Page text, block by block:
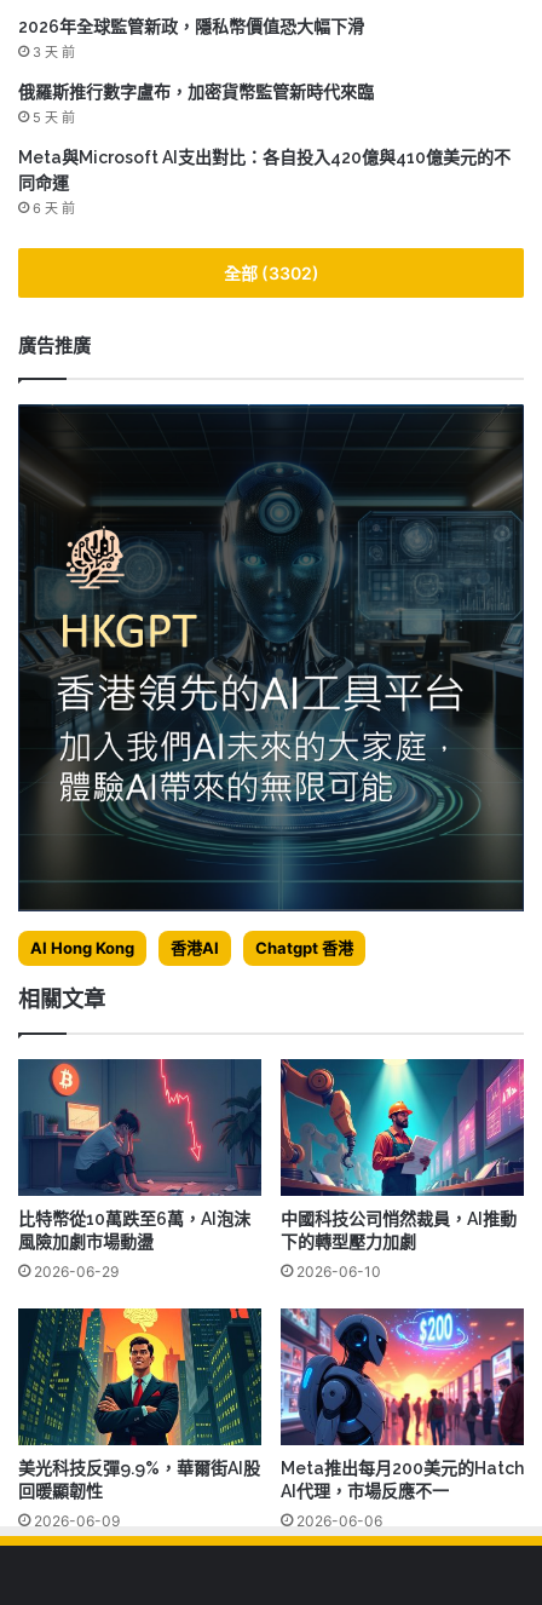
2026年全球監管新政，隱私幣價值恐大幅下滑
3 天 前
俄羅斯推行數字盧布，加密貨幣監管新時代來臨
5 天 前
Meta與Microsoft AI支出對比：各自投入420億與410億美元的不
同命運
6 天 前
全部 (3302)
廣告推廣
AI Hong Kong 香港AI Chatgpt 香港
相關文章
比特幣從10萬跌至6萬，AI泡沫
風險加劇市場動盪
2026-06-29
中國科技公司悄然裁員，AI推動
下的轉型壓力加劇
2026-06-10
美光科技反彈9.9%，華爾街AI股
回暖顯韌性
2026-06-09
Meta推出每月200美元的Hatch
AI代理，市場反應不一
2026-06-06